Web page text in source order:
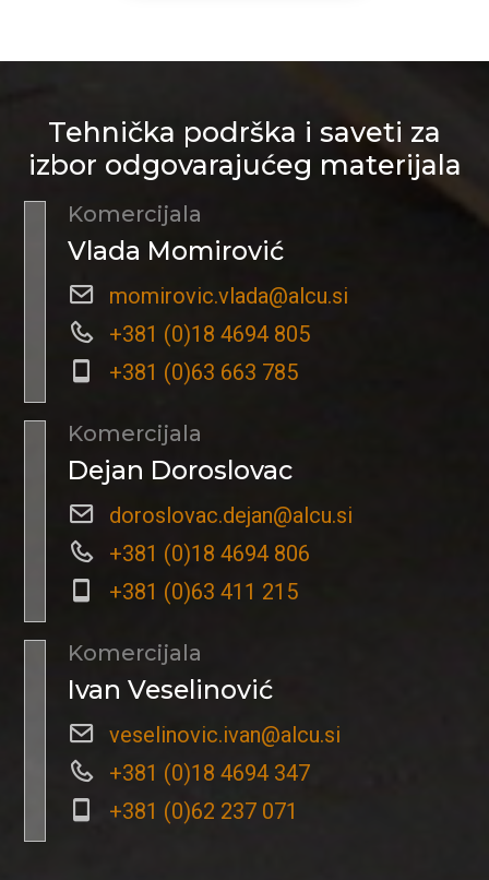
Tehnička podrška i saveti za
izbor odgovarajućeg materijala
Komercijala
Vlada Momirović
momirovic.vlada@alcu.si
+381 (0)18 4694 805
+381 (0)63 663 785
Komercijala
Dejan Doroslovac
doroslovac.dejan@alcu.si
+381 (0)18 4694 806
+381 (0)63 411 215
Komercijala
Ivan Veselinović
veselinovic.ivan@alcu.si
+381 (0)18 4694 347
+381 (0)62 237 071